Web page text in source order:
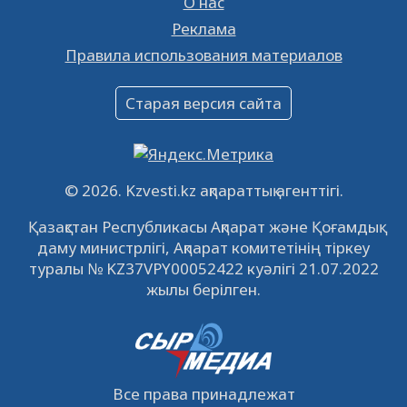
16.12.2022 61022
Объявление
09.12.2022
Свободные рабочие места
встречу с инвесторами в Кызылорде 22
ноября
21.11.2022 14929 0
© 2026. Kzvesti.kz ақпараттық агенттігі.
Қазақстан Республикасы Ақпарат және Қоғамдық
даму министрлігі, Ақпарат комитетінің тіркеу
туралы № KZ37VPY00052422 куәлігі 21.07.2022
жылы берілген.
Все права принадлежат
Реклама
Правила использования материалов
Старая версия сайта